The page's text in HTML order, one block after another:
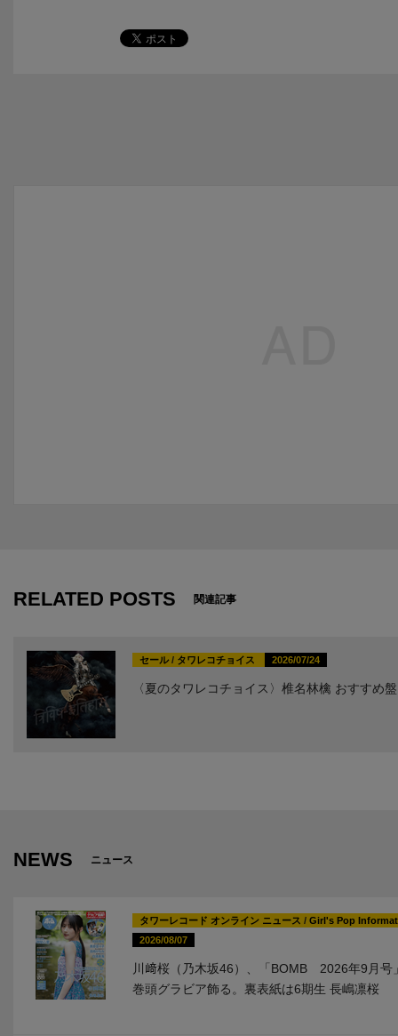
RELATED POSTS 関連記事
セール/ タワレコチョイス 2026/07/24
〈夏のタワレコチョイス〉椎名林檎 おすすめ盤
NEWS ニュース
タワーレコード オンライン ニュース / Girl's Pop
2026/08/07
川﨑桜（乃木坂46）、「BOMB 2026年9月号
巻頭グラビア飾る。裏表紙は6期生 長嶋凛桜